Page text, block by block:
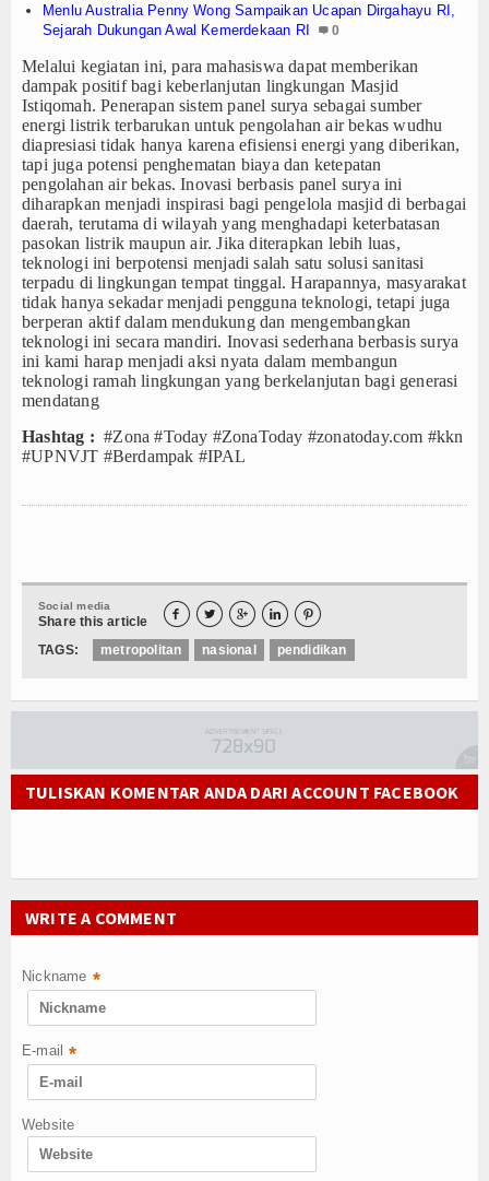
Menlu Australia Penny Wong Sampaikan Ucapan Dirgahayu RI,
Sejarah Dukungan Awal Kemerdekaan RI
0
Melalui kegiatan ini, para mahasiswa dapat memberikan
dampak positif bagi keberlanjutan lingkungan Masjid
Istiqomah.Penerapan sistem panel surya sebagai sumber
energi listrik terbarukan untuk pengolahan air bekas wudhu
diapresiasi tidak hanya karena efisiensi energi yang diberikan,
tapi juga potensi penghematan biaya dan ketepatan
pengolahan air bekas.Inovasi berbasis panel surya ini
diharapkanmenjadi inspirasi bagi pengelola masjid di berbagai
daerah, terutama di wilayah yangmenghadapi keterbatasan
pasokan listrikmaupun air. Jika diterapkan lebih luas,
teknologi ini berpotensi menjadi salah satu solusi sanitasi
terpadu di lingkungantempat tinggal. Harapannya, masyarakat
tidak hanyasekadarmenjadi pengguna teknologi, tetapi juga
berperan aktif dalammendukungdan mengembangkan
teknologi ini secara mandiri. Inovasi sederhana berbasis surya
ini kami harap menjadi aksi nyata dalam membangun
teknologi ramah lingkunganyangberkelanjutan bagi generasi
mendatang
Hashtag : #Zona #Today #ZonaToday #zonatoday.com #kkn
#UPNVJT #Berdampak #IPAL
Social media
Share this article     
TAGS: metropolitan nasional pendidikan
TULISKAN KOMENTAR ANDA DARI ACCOUNT FACEBOOK
WRITE A COMMENT
Nickname *
E-mail *
Website